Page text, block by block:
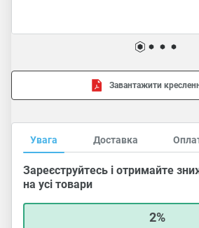
Завантажити
Увага Доставка
Зареєструйтесь і отримайте
на усі товари
2%